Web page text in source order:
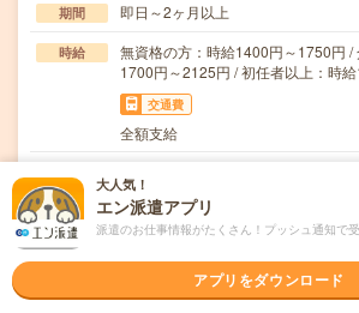
期間 即日～2ヶ月以上
時給
無資格の方：時給1400円～1750円 /
1700円～2125円 / 初任者以上：時
交通費
全額支給
ので未経験でも安心！▽具体的には
応募資格
職種未経験OK / ブランクOK / パソコ
＼無資格＊未経験OK／★年齢不問
不要・来社不要（電話登録OK）★
大人気！
エン派遣アプリ
派遣のお仕事情報がたくさん！プッシュ通知で
アプリをダウンロード